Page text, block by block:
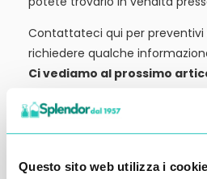
Questo sito web utilizza i cookie
Contattateci qui per preventivi
richiedere qualche
Ci vediamo al prossimo
Alessandro Alfonsetti